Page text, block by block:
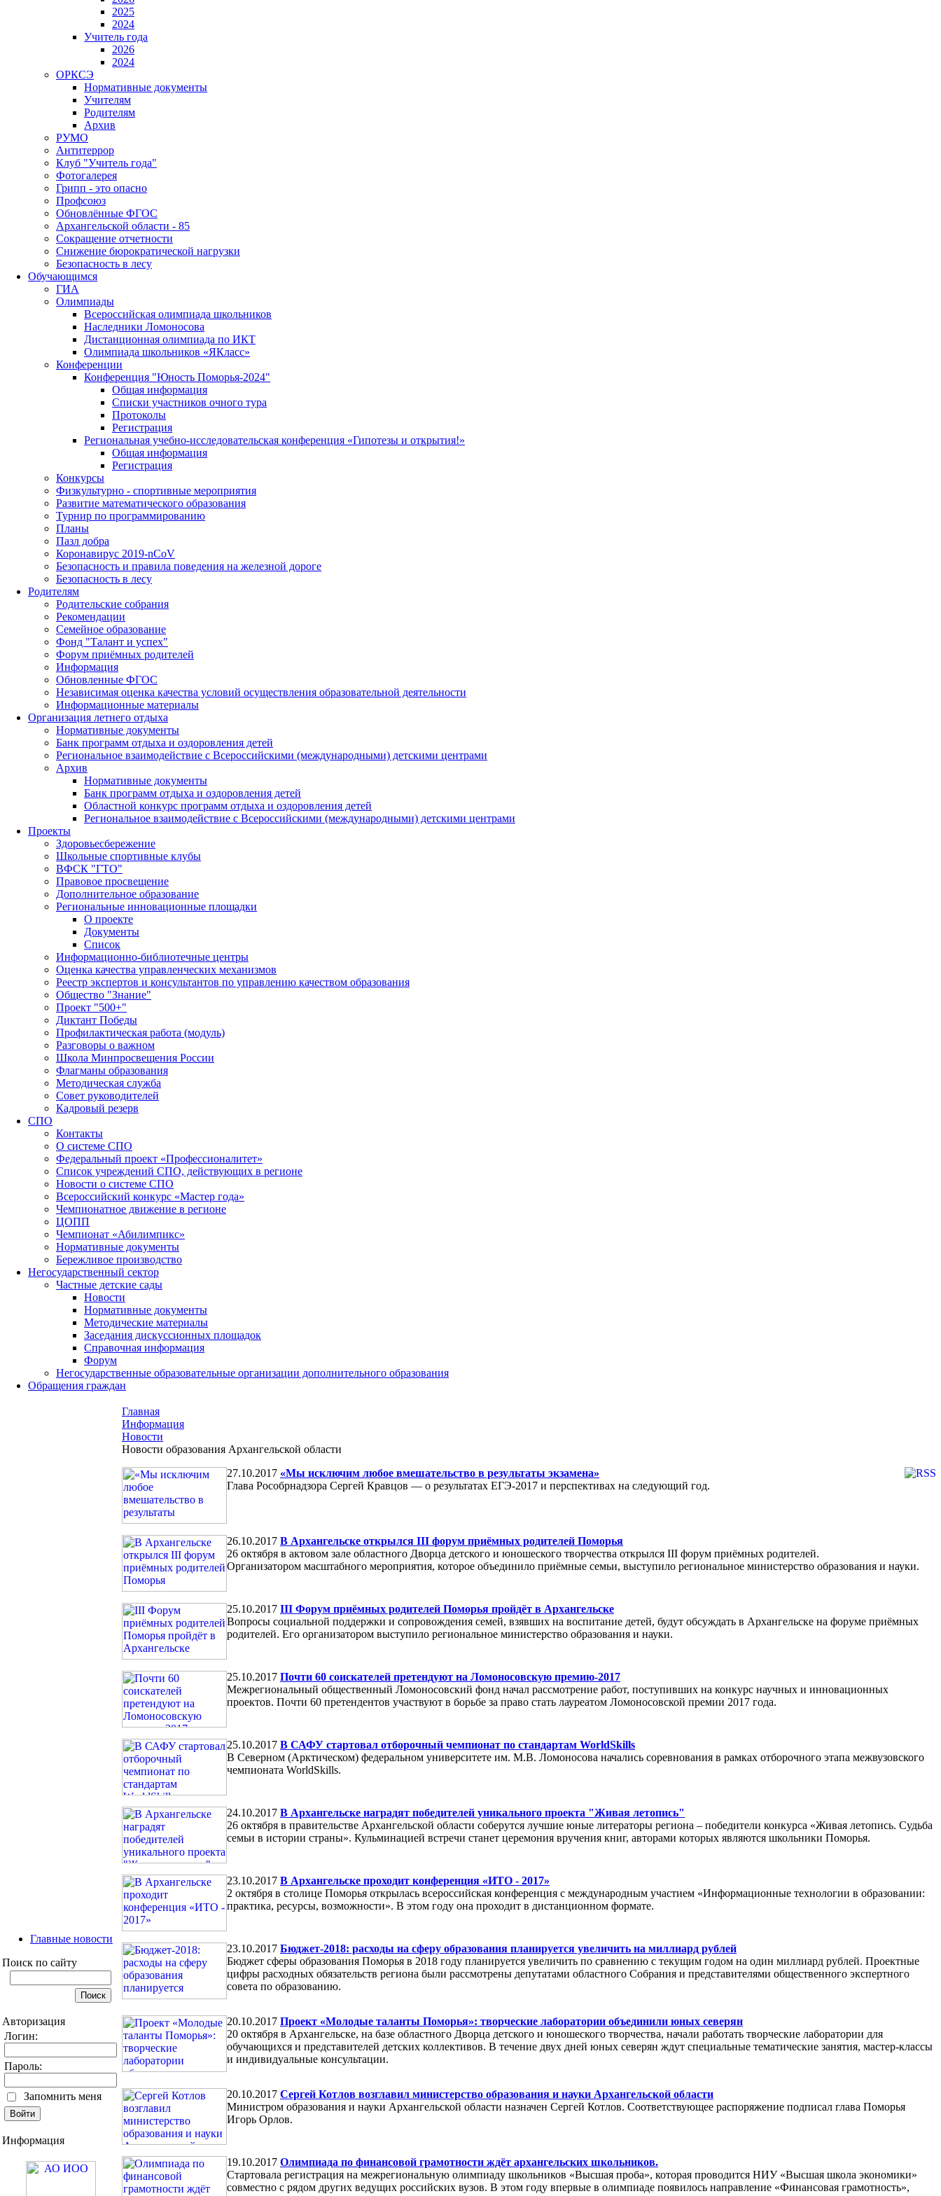
2025
2024
Учитель года
2026
2024
ОРКСЭ
Нормативные документы
Учителям
Родителям
Архив
РУМО
Антитеррор
Клуб "Учитель года"
Фотогалерея
Грипп - это опасно
Профсоюз
Обновлённые ФГОС
Архангельской области - 85
Сокращение отчетности
Снижение бюрократической нагрузки
Безопасность в лесу
Обучающимся
ГИА
Олимпиады
Всероссийская олимпиада школьников
Наследники Ломоносова
Дистанционная олимпиада по ИКТ
Олимпиада школьников «ЯКласс»
Конференции
Конференция "Юность Поморья-2024"
Общая информация
Списки участников очного тура
Протоколы
Регистрация
Региональная учебно-исследовательская конференция «Гипотезы и открытия!»
Общая информация
Регистрация
Конкурсы
Физкультурно - спортивные мероприятия
Развитие математического образования
Турнир по программированию
Планы
Пазл добра
Коронавирус 2019-nCoV
Безопасность и правила поведения на железной дороге
Безопасность в лесу
Родителям
Родительские собрания
Рекомендации
Семейное образование
Фонд "Талант и успех"
Форум приёмных родителей
Информация
Обновленные ФГОС
Независимая оценка качества условий осуществления образовательной деятельности
Информационные материалы
Организация летнего отдыха
Нормативные документы
Банк программ отдыха и оздоровления детей
Региональное взаимодействие с Всероссийскими (международными) детскими центрами
Архив
Нормативные документы
Банк программ отдыха и оздоровления детей
Областной конкурс программ отдыха и оздоровления детей
Региональное взаимодействие с Всероссийскими (международными) детскими центрами
Проекты
Здоровьесбережение
Школьные спортивные клубы
ВФСК "ГТО"
Правовое просвещение
Дополнительное образование
Региональные инновационные площадки
О проекте
Документы
Список
Информационно-библиотечные центры
Оценка качества управленческих механизмов
Реестр экспертов и консультантов по управлению качеством образования
Общество "Знание"
Проект "500+"
Диктант Победы
Профилактическая работа (модуль)
Разговоры о важном
Школа Минпросвещения России
Флагманы образования
Методическая служба
Совет руководителей
Кадровый резерв
СПО
Контакты
О системе СПО
Федеральный проект «Профессионалитет»
Список учреждений СПО, действующих в регионе
Новости о системе СПО
Всероссийский конкурс «Мастер года»
Чемпионатное движение в регионе
ЦОПП
Чемпионат «Абилимпикс»
Нормативные документы
Бережливое производство
Негосударственный сектор
Частные детские сады
Новости
Нормативные документы
Методические материалы
Заседания дискуссионных площадок
Справочная информация
Форум
Негосударственные образовательные организации дополнительного образования
Обращения граждан
Главные новости
Поиск по сайту
Авторизация
Логин:
Пароль:
Запомнить меня
Информация
Главная
Информация
Новости
Новости образования Архангельской области
27.10.2017 «Мы исключим любое вмешательство в результаты экзамена»
Глава Рособрнадзора Сергей Кравцов — о результатах ЕГЭ-2017 и перспективах на следующий год.
26.10.2017 В Архангельске открылся III форум приёмных родителей Поморья
26 октября в актовом зале областного Дворца детского и юношеского творчества открылся III форум приёмных родителей.
Организатором масштабного мероприятия, которое объединило приёмные семьи, выступило региональное министерство образования и науки.
25.10.2017 III Форум приёмных родителей Поморья пройдёт в Архангельске
Вопросы социальной поддержки и сопровождения семей, взявших на воспитание детей, будут обсуждать в Архангельске на форуме приёмных
родителей. Его организатором выступило региональное министерство образования и науки.
25.10.2017 Почти 60 соискателей претендуют на Ломоносовскую премию-2017
Межрегиональный общественный Ломоносовский фонд начал рассмотрение работ, поступивших на конкурс научных и инновационных
проектов. Почти 60 претендентов участвуют в борьбе за право стать лауреатом Ломоносовской премии 2017 года.
25.10.2017 В САФУ стартовал отборочный чемпионат по стандартам WorldSkills
В Северном (Арктическом) федеральном университете им. М.В. Ломоносова начались соревнования в рамках отборочного этапа межвузовского
чемпионата WorldSkills.
24.10.2017 В Архангельске наградят победителей уникального проекта "Живая летопись"
26 октября в правительстве Архангельской области соберутся лучшие юные литераторы региона – победители конкурса «Живая летопись. Судьба
семьи в истории страны». Кульминацией встречи станет церемония вручения книг, авторами которых являются школьники Поморья.
23.10.2017 В Архангельске проходит конференция «ИТО - 2017»
2 октября в столице Поморья открылась всероссийская конференция с международным участием «Информационные технологии в образовании:
практика, ресурсы, возможности». В этом году она проходит в дистанционном формате.
23.10.2017 Бюджет-2018: расходы на сферу образования планируется увеличить на миллиард рублей
Бюджет сферы образования Поморья в 2018 году планируется увеличить по сравнению с текущим годом на один миллиард рублей. Проектные
цифры расходных обязательств региона были рассмотрены депутатами областного Собрания и представителями общественного экспертного
совета по образованию.
20.10.2017 Проект «Молодые таланты Поморья»: творческие лаборатории объединили юных северян
20 октября в Архангельске, на базе областного Дворца детского и юношеского творчества, начали работать творческие лаборатории для
обучающихся и представителей детских коллективов. В течение двух дней юных северян ждут специальные тематические занятия, мастер-классы
и индивидуальные консультации.
20.10.2017 Сергей Котлов возглавил министерство образования и науки Архангельской области
Министром образования и науки Архангельской области назначен Сергей Котлов. Соответствующее распоряжение подписал глава Поморья
Игорь Орлов.
19.10.2017 Олимпиада по финансовой грамотности ждёт архангельских школьников.
Стартовала регистрация на межрегиональную олимпиаду школьников «Высшая проба», которая проводится НИУ «Высшая школа экономики»
совместно с рядом других ведущих российских вузов. В этом году впервые в олимпиаде появилось направление «Финансовая грамотность»,